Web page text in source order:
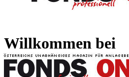
Willkommen bei